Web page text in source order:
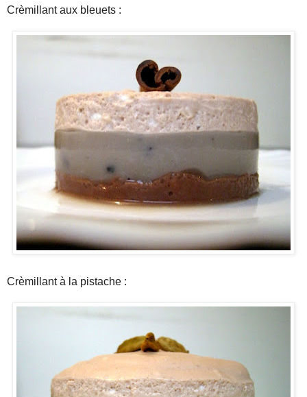
Crèmillant aux bleuets :
Crèmillant à la pistache :